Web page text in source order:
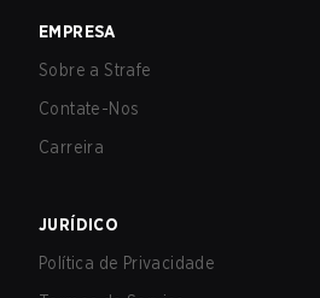
EMPRESA
Sobre a Strafe
Contate-Nos
Carreira
JURÍDICO
Política de Privacidade